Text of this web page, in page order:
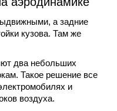
а задние
кузова. Там же
два небольших
Такое решение все
и
воздуха.